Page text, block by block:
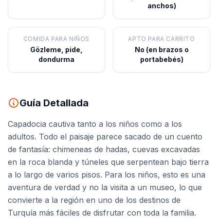
anchos)
COMIDA PARA NIÑOS
Gözleme, pide,
dondurma
APTO PARA CARRITO
No (en brazos o
portabebés)
Guía Detallada
Capadocia cautiva tanto a los niños como a los
adultos. Todo el paisaje parece sacado de un cuento
de fantasía: chimeneas de hadas, cuevas excavadas
en la roca blanda y túneles que serpentean bajo tierra
a lo largo de varios pisos. Para los niños, esto es una
aventura de verdad y no la visita a un museo, lo que
convierte a la región en uno de los destinos de
Turquía más fáciles de disfrutar con toda la familia.